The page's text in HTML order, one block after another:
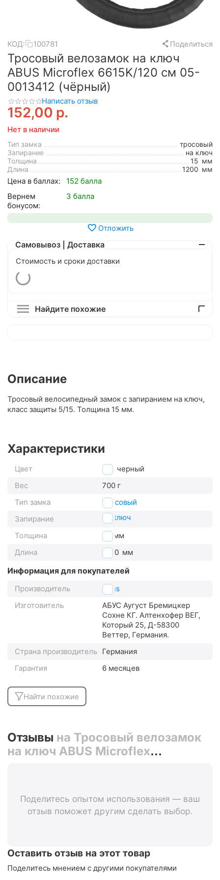
КОД: 100781 Поделиться
Тросовый велозамок на ключ
ABUS Microflex 6615K/120 см 05-
0013412 (чёрный)
Написать отзыв
152,00 р.
Нет в наличии
Тип замка
тросовый
Запирание
на ключ
Толщина
15 мм
Длина
1200 мм
Цена в баллах:
152 балла
Вернем
бонусом:
3 балла
Отложить
Самовывоз | Доставка
Стоимость и сроки доставки
Найдите похожие
Описание
Тросовый велосипедный замок с запиранием на ключ,
класс защиты 5/15. Толщина 15 мм.
Характеристики
Цвет
черный
Вес
700 г
Тип замка
тросовый
Запирание
на ключ
Толщина
15
мм
Длина
1200 мм
Информация для покупателей
Производитель
Abus
Изготовитель
АБУС Аугуст Бремицкер
Сохне КГ. Алтенхофер ВЕГ,
Который 25, Д-58300
Веттер, Германия.
Страна производитель Германия
Гарантия
6 месяцев
Найти похожие
Отзывы на Тросовый велозамок
на ключ ABUS Microflex
Поделитесь опытом использования — ваш
отзыв поможет другим сделать выбор.
Оставить отзыв на этот товар
Поделитесь мнением с другими покупателями